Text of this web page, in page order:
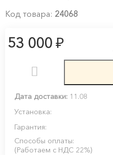
Код товара: 24068
53 000 ₽
Дата доставки: 11.08
Установка:
Гарантия:
Способы оплаты:
(Работаем с НДС 22%)